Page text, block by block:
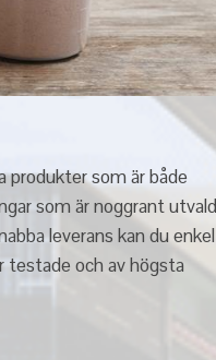
produkter som är både
som är noggrant
leverans kan du
testade och av högsta